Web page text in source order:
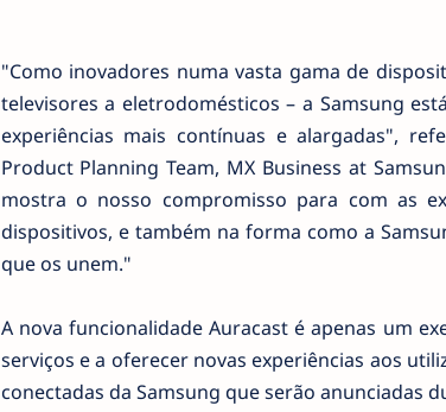
"Como inovadores numa vasta gama de
televisores a eletrodomésticos – a Samsung
experiências mais contínuas e alargadas",
Product Planning Team, MX Business at
mostra o nosso compromisso para com as
dispositivos, e também na forma como a
que os unem."
A nova funcionalidade Auracast é apenas um
serviços e a oferecer novas experiências aos
conectadas da Samsung que serão anunciadas